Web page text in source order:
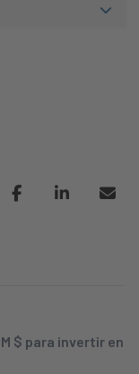
$ para invertir en